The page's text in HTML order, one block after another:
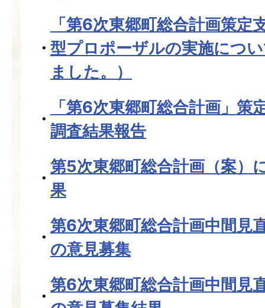
「第6次東郷町総合計画策定
型プロポーザルの実施につ
ました。）
「第6次東郷町総合計画」策
調査結果報告
第5次東郷町総合計画（案）
果
第6次東郷町総合計画中間見
の意見募集
第6次東郷町総合計画中間見